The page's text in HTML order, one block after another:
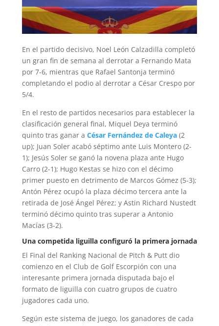
En el partido decisivo, Noel León Calzadilla completó
un gran fin de semana al derrotar a Fernando Mata
por 7-6, mientras que Rafael Santonja terminó
completando el podio al derrotar a César Crespo por
5/4.
En el resto de partidos necesarios para establecer la
clasificación general final, Miquel Deya terminó
quinto tras ganar a César Fernández de Caleya(2
up); Juan Soler acabó séptimo ante Luis Montero (2-
1); Jesús Soler se ganó la novena plaza ante Hugo
Carro (2-1); Hugo Kestas se hizo con el décimo
primer puesto en detrimento de Marcos Gómez (5-3);
Antón Pérez ocupó la plaza décimo tercera ante la
retirada de José Ángel Pérez; y Astin Richard Nustedt
terminó décimo quinto tras superar a Antonio
Macías (3-2).
Una competida liguilla configuró la primera jornada
El Final del Ranking Nacional de Pitch & Putt dio
comienzo en el Club de Golf Escorpión con una
interesante primera jornada disputada bajo el
formato de liguilla con cuatro grupos de cuatro
jugadores cada uno.
Según este sistema de juego, los ganadores de cada